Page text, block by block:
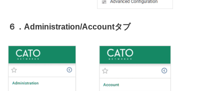
６．Administration/Accountタブ